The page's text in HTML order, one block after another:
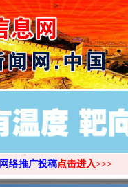
>
网络推广投稿点击进入>>>